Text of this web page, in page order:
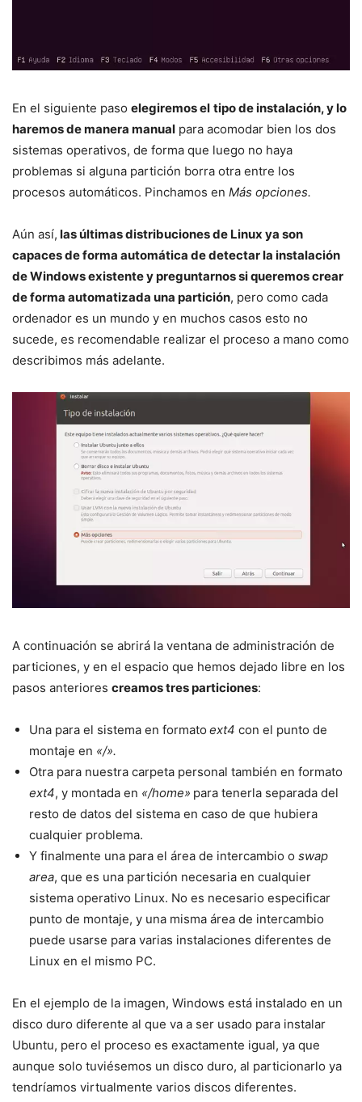
En el siguiente paso elegiremos el tipo de instalación, y lo
haremos de manera manual para acomodar bien los dos
sistemas operativos, de forma que luego no haya
problemas si alguna partición borra otra entre los
procesos automáticos. Pinchamos en Más opciones.
Aún así, las últimas distribuciones de Linux ya son
capaces de forma automática de detectar la instalación
de Windows existente y preguntarnos si queremos crear
de forma automatizada una partición, pero como cada
ordenador es un mundo y en muchos casos esto no
sucede, es recomendable realizar el proceso a mano como
describimos más adelante.
A continuación se abrirá la ventana de administración de
particiones, y en el espacio que hemos dejado libre en los
pasos anteriores creamos tres particiones:
Una para el sistema en formato ext4 con el punto de
montaje en «/».
Otra para nuestra carpeta personal también en formato
ext4, y montada en «/home» para tenerla separada del
resto de datos del sistema en caso de que hubiera
cualquier problema.
Y finalmente una para el área de intercambio o swap
area, que es una partición necesaria en cualquier
sistema operativo Linux. No es necesario especificar
punto de montaje, y una misma área de intercambio
puede usarse para varias instalaciones diferentes de
Linux en el mismo PC.
En el ejemplo de la imagen, Windows está instalado en un
disco duro diferente al que va a ser usado para instalar
Ubuntu, pero el proceso es exactamente igual, ya que
aunque solo tuviésemos un disco duro, al particionarlo ya
tendríamos virtualmente varios discos diferentes.